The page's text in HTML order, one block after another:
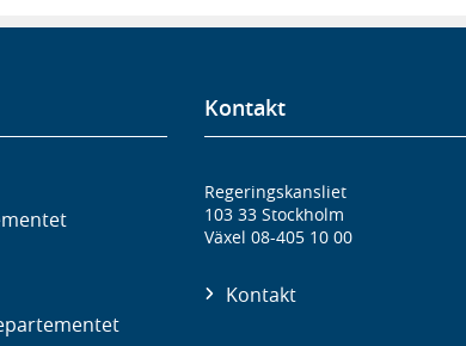
Kontakt
Regeringskansliet
103 33 Stockholm
Växel 08-405 10 00
Kontakt